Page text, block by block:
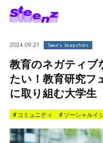
2024.09.21 Teen's Snapshots
教育のネガティブ
たい！教育研究フ
に取り組む大学生
# コミュニティ #ソーシャルイ